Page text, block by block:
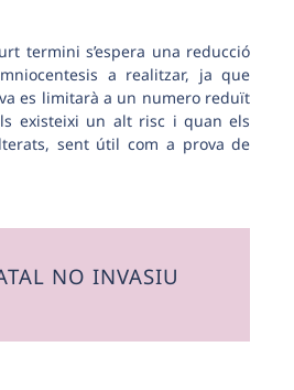
termini s’espera una reducció
a realitzar, ja que
es limitarà a un numero reduït
existeixi un alt risc i quan els
sent útil com a prova de
NO INVASIU